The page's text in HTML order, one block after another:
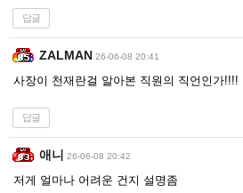
답글
ZALMAN 26-06-08 20:41
사장이 천재란걸 알아본 직원의 직언인가!!!!
답글
애니 26-06-08 20:42
저게 얼마나 어려운 건지 설명좀